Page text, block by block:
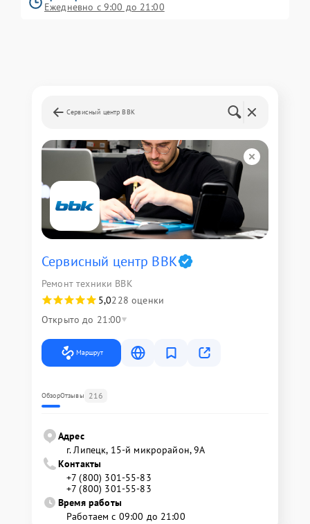
Ежедневно с 9:00 до 21:00
Сервисный центр BBK
Сервисный центр BBK
Ремонт техники BBK
5,0228 оценки
Открыто до 21:00
Маршрут
ОбзорОтзывы 216
Адрес
г. Липецк, 15-й микрорайон, 9А
Контакты
+7 (800) 301-55-83
+7 (800) 301-55-83
Время работы
Работаем с 09:00 до 21:00